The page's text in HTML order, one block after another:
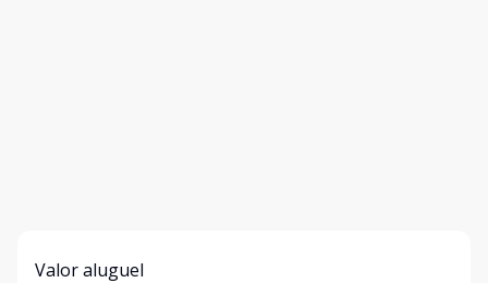
Valor aluguel